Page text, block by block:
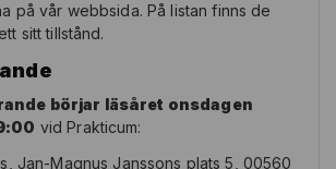
på vår webbsida. På listan finns de
sitt tillstånd.
börjar läsåret onsdagen
vid Prakticum:
Jan-Magnus Janssons plats 5, 00560